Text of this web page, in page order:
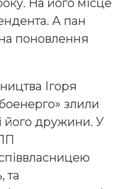
На його місце
А пан
поновлення
Ігоря
злили
його дружини. У
та